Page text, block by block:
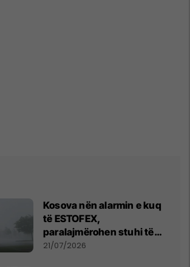
Kosova nën alarmin e kuq
të ESTOFEX,
paralajmërohen stuhi të
fuqishme me breshër dhe
21/07/2026